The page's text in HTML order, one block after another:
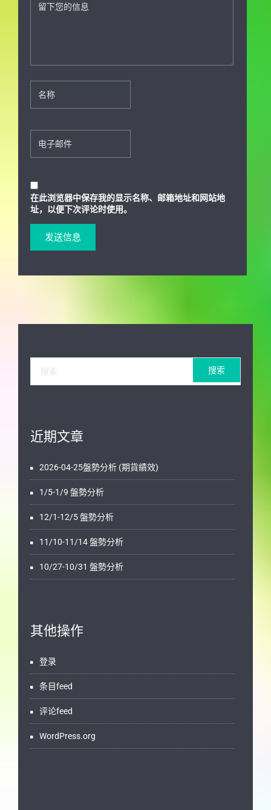
在此浏览器中保存我的显示名称、邮箱地址和网站地
址，以便下次评论时使用。
近期文章
2026-04-25盤勢分析 (期貨績效)
1/5-1/9 盤勢分析
12/1-12/5 盤勢分析
11/10-11/14 盤勢分析
10/27-10/31 盤勢分析
其他操作
登录
条目feed
评论feed
WordPress.org